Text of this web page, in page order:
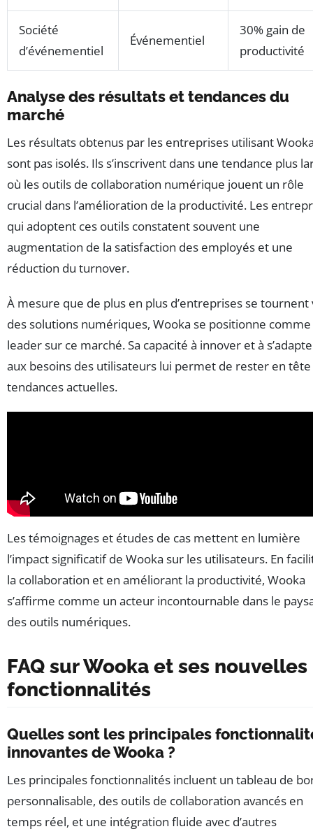
Société
d’événementiel
Événementiel
30% gain de
productivité
Analyse des résultats et tendances du
marché
Les résultats obtenus par les entreprises utilisant
sont pas isolés. Ils s’inscrivent dans une tendance plus
où les outils de collaboration numérique jouent un rôle
crucial dans l’amélioration de la productivité. Les
qui adoptent ces outils constatent souvent une
augmentation de la satisfaction des employés et une
réduction du turnover.
À mesure que de plus en plus d’entreprises se tournent
des solutions numériques, Wooka se positionne
leader sur ce marché. Sa capacité à innover et à
aux besoins des utilisateurs lui permet de rester en
tendances actuelles.
Les témoignages et études de cas mettent en lumière
l’impact significatif de Wooka sur les utilisateurs. En
la collaboration et en améliorant la productivité, Wooka
s’affirme comme un acteur incontournable dans le
des outils numériques.
FAQ sur Wooka et ses nouvelles
fonctionnalités
Quelles sont les principales
innovantes de Wooka ?
Les principales fonctionnalités incluent un tableau de
personnalisable, des outils de collaboration avancés en
temps réel, et une intégration fluide avec d’autres